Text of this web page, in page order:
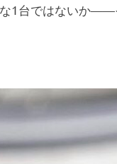
1台ではないか——